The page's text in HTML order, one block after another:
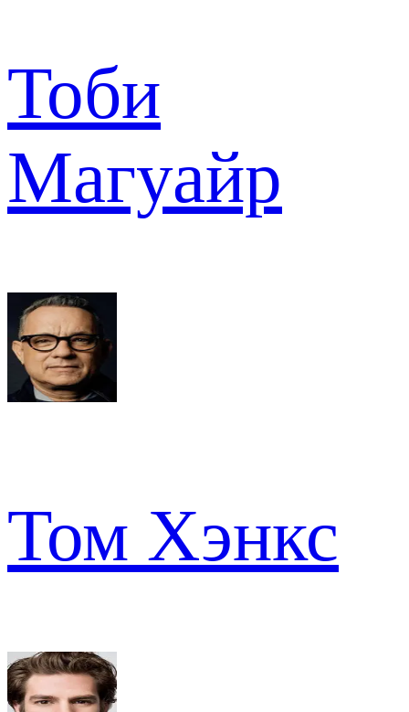
Тоби
Магуайр
Том Хэнкс